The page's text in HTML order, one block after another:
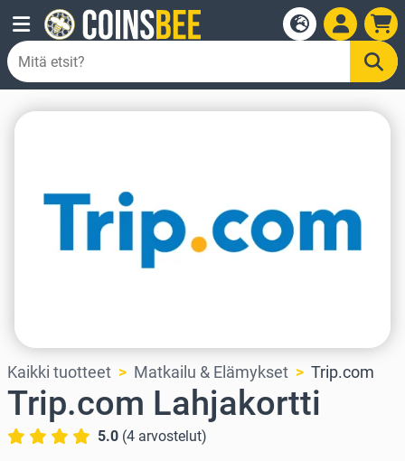
Kaikki tuotteet Matkailu & Elämykset Trip.com
Trip.com Lahjakortti
5.0 (4 arvostelut)